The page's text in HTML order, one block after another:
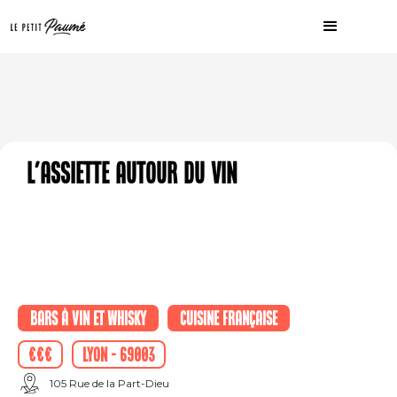
L'assiette autour du vin
Bars à vin et whisky
Cuisine française
€€€
Lyon - 69003
105 Rue de la Part-Dieu